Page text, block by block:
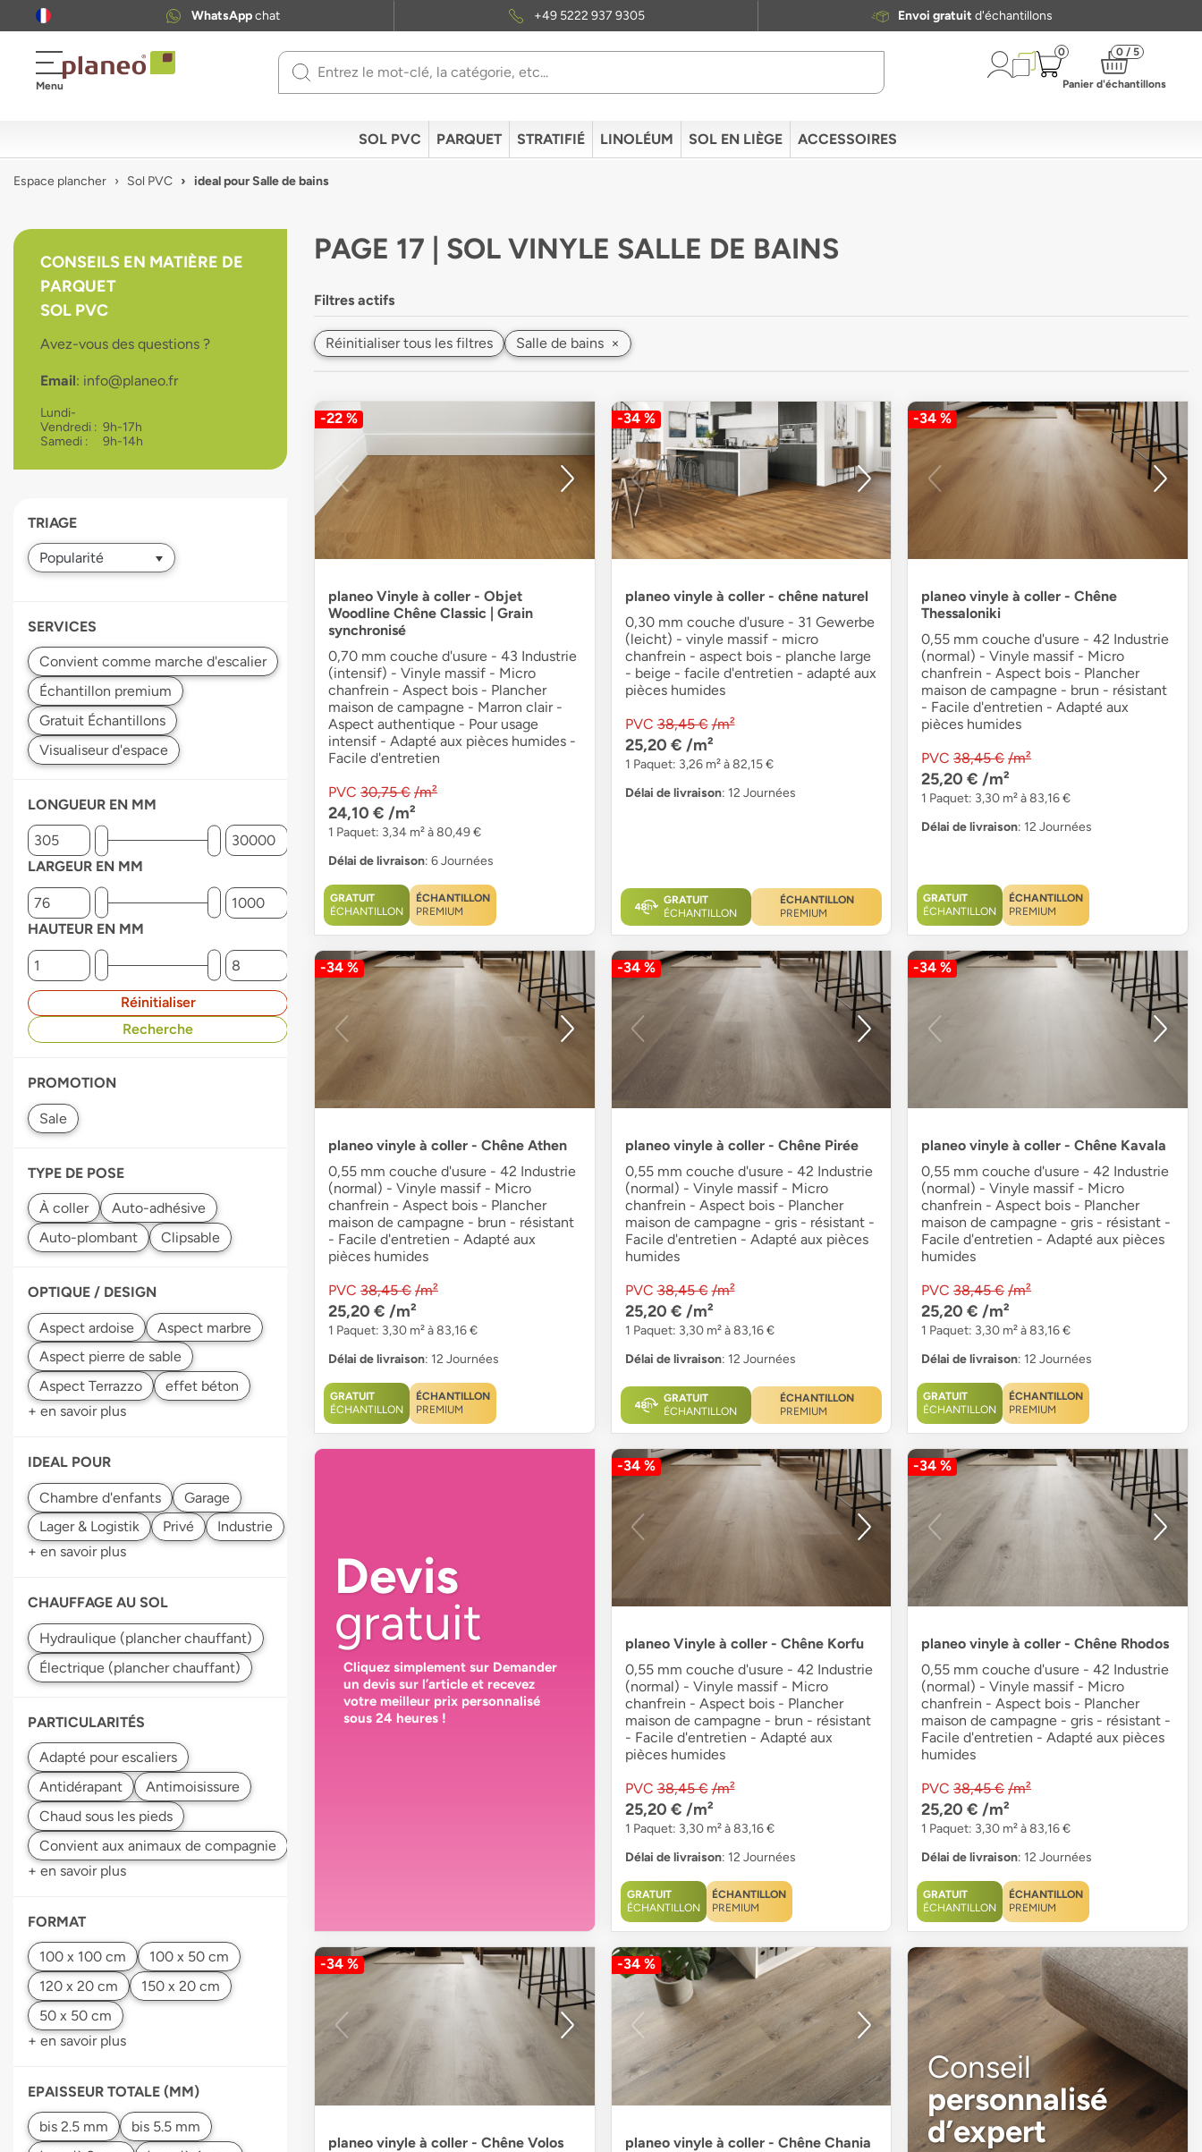
WhatsAppchat +49 5222 937 9305 Envoi gratuitd'échantillons
Menu
Use
arrows
to
Press
selected
search
Touch
devices
gestures.
0 0 / 5
Panier d'échantillons
SOL PVC PARQUET STRATIFIÉ LINOLÉUM SOL EN LIÈGE ACCESSOIRES
Espace plancher Sol PVC ideal pour Salle de bains
CONSEILS EN MATIÈRE DE
PARQUET
SOL PVC
Avez-vous des questions ?
Email: info@planeo.fr
Lundi-
Vendredi : 9h-17h
Samedi :
9h-14h
TRIAGE
SERVICES
LONGUEUR EN MM
LARGEUR EN MM
HAUTEUR EN MM
Réinitialiser
Recherche
PROMOTION
TYPE DE POSE
OPTIQUE / DESIGN
+ en savoir plus
IDEAL POUR
+ en savoir plus
CHAUFFAGE AU SOL
PARTICULARITÉS
+ en savoir plus
FORMAT
+ en savoir plus
EPAISSEUR TOTALE (MM)
PAGE 17 | SOL VINYLE SALLE DE BAINS
Filtres actifs
Réinitialiser tous les filtres Salle de bains ×
-22 %
planeo Vinyle à coller - Objet
Woodline Chêne Classic | Grain
synchronisé
0,70 mm couche d'usure - 43 Industrie
(intensif) - Vinyle massif - Micro
chanfrein - Aspect bois - Plancher
maison de campagne - Marron clair -
Aspect authentique - Pour usage
intensif - Adapté aux pièces humides -
Facile d'entretien
PVC 30,75 € /m²
24,10 € /m²
1 Paquet: 3,34 m² à 80,49 €
Délai de livraison: 6 Journées
GRATUIT
ÉCHANTILLON
ÉCHANTILLON
PREMIUM
-34 %
planeo vinyle à coller - chêne naturel
0,30 mm couche d'usure - 31 Gewerbe
(leicht) - vinyle massif - micro
chanfrein - aspect bois - planche large
- beige - facile d'entretien - adapté aux
pièces humides
PVC 38,45 € /m²
25,20 € /m²
1 Paquet: 3,26 m² à 82,15 €
Délai de livraison: 12 Journées
GRATUIT
ÉCHANTILLON
ÉCHANTILLON
PREMIUM
-34 %
planeo vinyle à coller - Chêne
Thessaloniki
0,55 mm couche d'usure - 42 Industrie
(normal) - Vinyle massif - Micro
chanfrein - Aspect bois - Plancher
maison de campagne - brun - résistant
- Facile d'entretien - Adapté aux
pièces humides
PVC 38,45 € /m²
25,20 € /m²
1 Paquet: 3,30 m² à 83,16 €
Délai de livraison: 12 Journées
GRATUIT
ÉCHANTILLON
ÉCHANTILLON
PREMIUM
-34 %
planeo vinyle à coller - Chêne Athen
0,55 mm couche d'usure - 42 Industrie
(normal) - Vinyle massif - Micro
chanfrein - Aspect bois - Plancher
maison de campagne - brun - résistant
- Facile d'entretien - Adapté aux
pièces humides
PVC 38,45 € /m²
25,20 € /m²
1 Paquet: 3,30 m² à 83,16 €
Délai de livraison: 12 Journées
GRATUIT
ÉCHANTILLON
ÉCHANTILLON
PREMIUM
-34 %
planeo vinyle à coller - Chêne Pirée
0,55 mm couche d'usure - 42 Industrie
(normal) - Vinyle massif - Micro
chanfrein - Aspect bois - Plancher
maison de campagne - gris - résistant -
Facile d'entretien - Adapté aux pièces
humides
PVC 38,45 € /m²
25,20 € /m²
1 Paquet: 3,30 m² à 83,16 €
Délai de livraison: 12 Journées
GRATUIT
ÉCHANTILLON
ÉCHANTILLON
PREMIUM
-34 %
planeo vinyle à coller - Chêne Kavala
0,55 mm couche d'usure - 42 Industrie
(normal) - Vinyle massif - Micro
chanfrein - Aspect bois - Plancher
maison de campagne - gris - résistant -
Facile d'entretien - Adapté aux pièces
humides
PVC 38,45 € /m²
25,20 € /m²
1 Paquet: 3,30 m² à 83,16 €
Délai de livraison: 12 Journées
GRATUIT
ÉCHANTILLON
ÉCHANTILLON
PREMIUM
Devis
gratuit
Cliquez simplement sur Demander
un devis sur l’article et recevez
votre meilleur prix personnalisé
sous 24 heures !
-34 %
planeo Vinyle à coller - Chêne Korfu
0,55 mm couche d'usure - 42 Industrie
(normal) - Vinyle massif - Micro
chanfrein - Aspect bois - Plancher
maison de campagne - brun - résistant
- Facile d'entretien - Adapté aux
pièces humides
PVC 38,45 € /m²
25,20 € /m²
1 Paquet: 3,30 m² à 83,16 €
Délai de livraison: 12 Journées
GRATUIT
ÉCHANTILLON
ÉCHANTILLON
PREMIUM
-34 %
planeo vinyle à coller - Chêne Rhodos
0,55 mm couche d'usure - 42 Industrie
(normal) - Vinyle massif - Micro
chanfrein - Aspect bois - Plancher
maison de campagne - gris - résistant -
Facile d'entretien - Adapté aux pièces
humides
PVC 38,45 € /m²
25,20 € /m²
1 Paquet: 3,30 m² à 83,16 €
Délai de livraison: 12 Journées
GRATUIT
ÉCHANTILLON
ÉCHANTILLON
PREMIUM
-34 %
planeo vinyle à coller - Chêne Volos
-34 %
planeo vinyle à coller - Chêne Chania
Conseil
personnalisé
d’expert